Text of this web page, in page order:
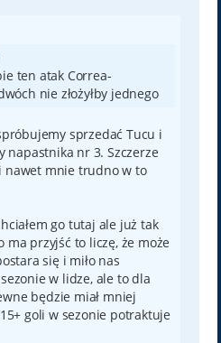
ten atak Correa-
nie złożyłby jednego
sprzedać Tucu i
napastnika nr 3. Szczerze
nawet mnie trudno w to
go tutaj ale już tak
ma przyjść to liczę, że może
się i miło nas
w lidze, ale to dla
będzie miał mniej
goli w sezonie potraktuje